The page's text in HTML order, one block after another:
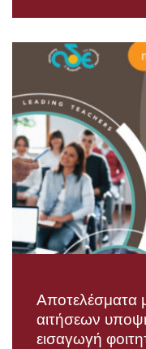
Αποτελέσματα
αιτήσεων
εισαγωγή